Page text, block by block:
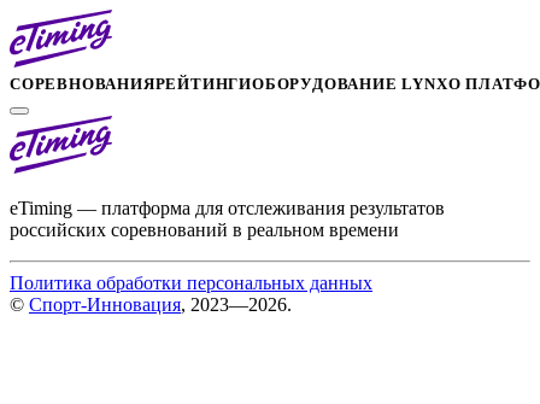
СОРЕВНОВАНИЯРЕЙТИНГИОБОРУДОВАНИЕ LYNXО
eTiming — платформа для отслеживания результатов
российских соревнований в реальном времени
Политика обработки персональных данных
© Спорт-Инновация, 2023—2026.